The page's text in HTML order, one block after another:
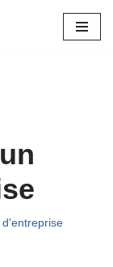
d'entreprise